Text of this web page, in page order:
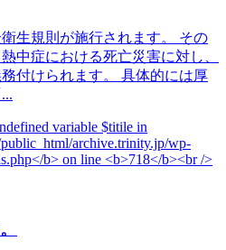
生規則が施行されます。 その
中症における死亡災害に対し、
付けられます。 具体的には厚